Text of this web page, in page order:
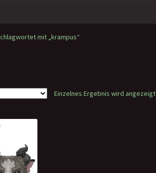
mit „krampus“
Einzelnes Ergebnis wird angezeigt